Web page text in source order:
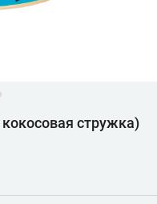
стружка)